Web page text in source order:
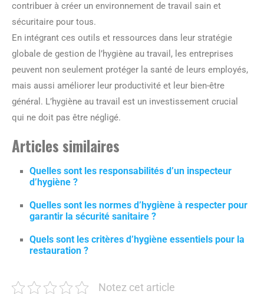
contribuer à créer un environnement de travail sain et
sécuritaire pour tous.
En intégrant ces outils et ressources dans leur stratégie
globale de gestion de l’hygiène au travail, les entreprises
peuvent non seulement protéger la santé de leurs employés,
mais aussi améliorer leur productivité et leur bien-être
général. L’hygiène au travail est un investissement crucial
qui ne doit pas être négligé.
Articles similaires
Quelles sont les responsabilités d’un inspecteur
d’hygiène ?
Quelles sont les normes d’hygiène à respecter pour
garantir la sécurité sanitaire ?
Quels sont les critères d’hygiène essentiels pour la
restauration ?
Notez cet article